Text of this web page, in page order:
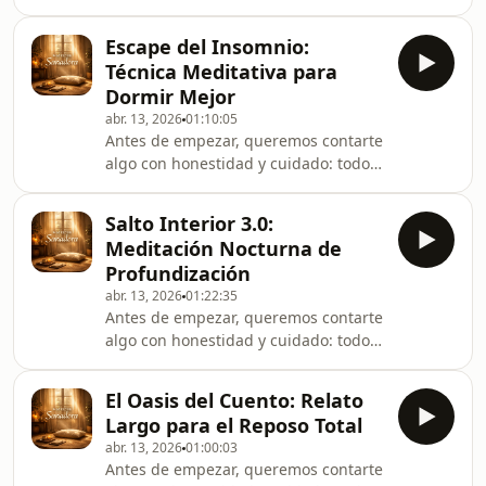
momento sin
que comiences a escuchar, nada
interrumpa tu experiencia. Es nuestra
forma de proteger este espacio íntimo
y también de sostener Meditacion
sanadora, para que puedas
entregarte por completo a este
momento sin
Escape del Insomnio:
Técnica Meditativa para
Dormir Mejor
abr. 13, 202601:10:05
Antes de empezar, queremos contarte
algo con honestidad y cuidado: todos
que comiences a escuchar, nada
interrumpa tu experiencia. Es nuestra
forma de proteger este espacio íntimo
y también de sostener Meditacion
sanadora, para que puedas
entregarte por completo a este
momento sin
Salto Interior 3.0:
Meditación Nocturna de
Profundización
abr. 13, 202601:22:35
Antes de empezar, queremos contarte
algo con honestidad y cuidado: todos
que comiences a escuchar, nada
interrumpa tu experiencia. Es nuestra
forma de proteger este espacio íntimo
y también de sostener Meditacion
El Oasis del Cuento: Relato
Largo para el Reposo Total
abr. 13, 202601:00:03
Antes de empezar, queremos contarte